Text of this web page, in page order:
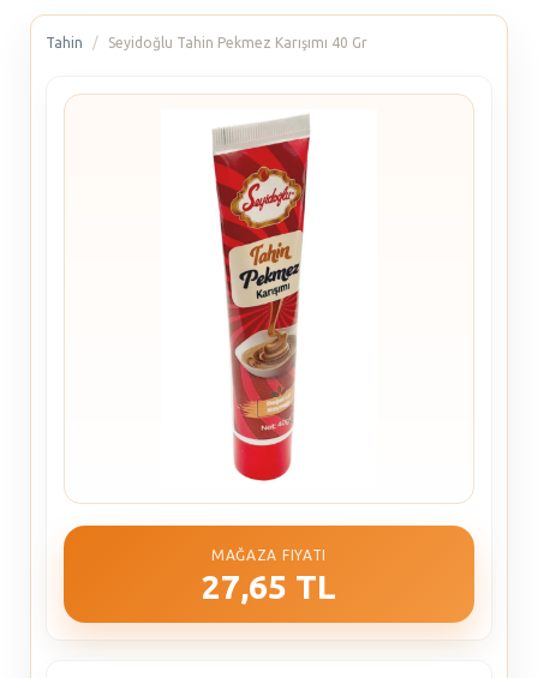
Tahin Seyidoğlu Tahin Pekmez Karışımı 40 Gr
MAĞAZA FIYATI
27,65 TL